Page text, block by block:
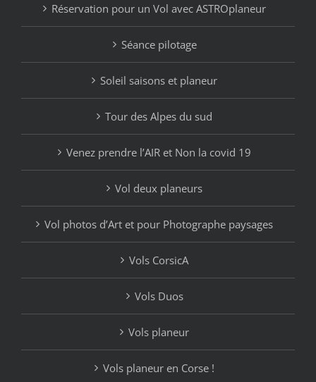
Réservation pour un Vol avec ASTROplaneur
Séance pilotage
Soleil saisons et planeur
Tour des Alpes du sud
Venez prendre l’AIR et Non la covid 19
Vol deux planeurs
Vol photos d’Art et pour Photographe paysages
Vols CorsicA
Vols Duos
Vols planeur
Vols planeur en Corse !